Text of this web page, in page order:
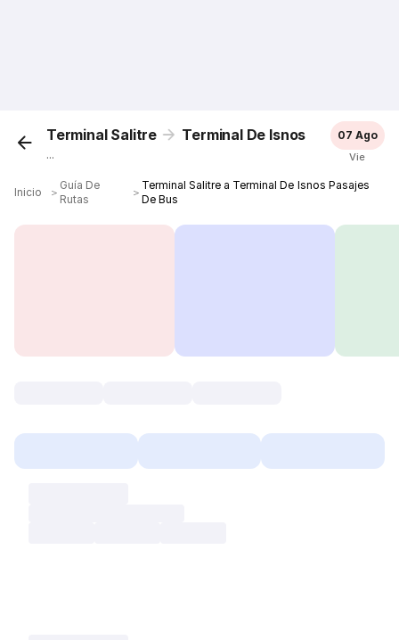
Terminal Salitre Terminal De Isnos
...
07 Ago
Vie
Inicio ＞
Guía De
Rutas
＞
Terminal Salitre a Terminal De Isnos Pasajes
De Bus